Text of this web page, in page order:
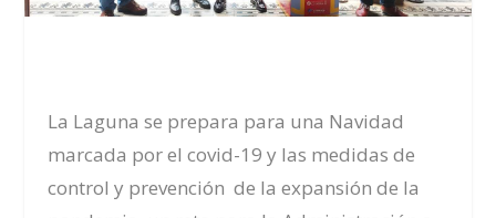
La Laguna se prepara para una Navidad
marcada porel covid-19 y las medidas de
control y prevención de la expansión de la